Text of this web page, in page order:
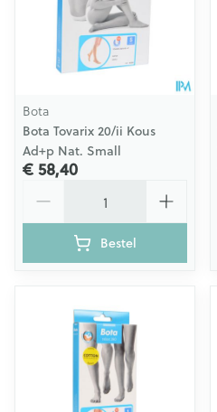
Bota
Bota Tovarix 20/ii Kous
Ad+p Nat. Small
€ 58,40
Bestel